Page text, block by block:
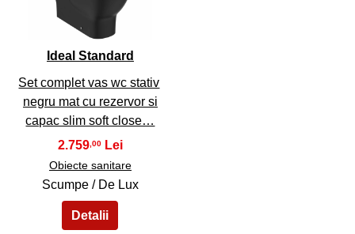
Ideal Standard
Set complet vas wc stativ
negru mat cu rezervor si
capac slim soft close…
2.759,00
Obiecte sanitare
Scumpe / De Lux